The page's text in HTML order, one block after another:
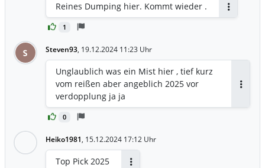
1
Reines Dumping hier. Kommt wieder .
S Steven93, 19.12.2024 11:23 Uhr
0
Unglaublich was ein Mist hier , tief kurz
vom reißen aber angeblich 2025 vor
verdopplung ja ja
Heiko1981, 15.12.2024 17:12 Uhr
Top Pick 2025